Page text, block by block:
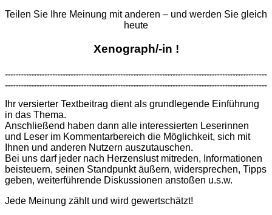
Teilen Sie Ihre Meinung mit anderen – und werden Sie gleich
heute
Xenograph/-in !
Ihr versierter Textbeitrag dient als grund­legende Ein­führung
in das Thema.
Anschließend haben dann alle interessierten Leserinnen
und Leser im Kommentarbereich die Möglichkeit, sich mit
Ihnen und anderen Nutzern aus­zu­tauschen.
Bei uns darf jeder nach Herzenslust mitreden, Informationen
beisteuern, seinen Standpunkt äußern, widersprechen, Tipps
geben, weiter­führende Diskussionen anstoßen u.s.w.
Jede Meinung zählt und wird gewertschätzt!